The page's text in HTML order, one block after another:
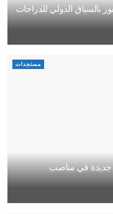
بالسباق الدولي للدراجات
مستجدات
جديدة في مناصب